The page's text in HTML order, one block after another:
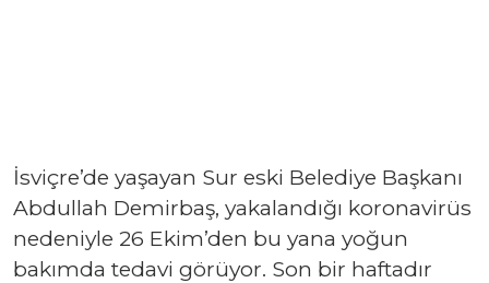
İsviçre’de yaşayan Sur eski Belediye Başkanı
Abdullah Demirbaş, yakalandığı koronavirüs
nedeniyle 26 Ekim’den bu yana yoğun
bakımda tedavi görüyor. Son bir haftadır